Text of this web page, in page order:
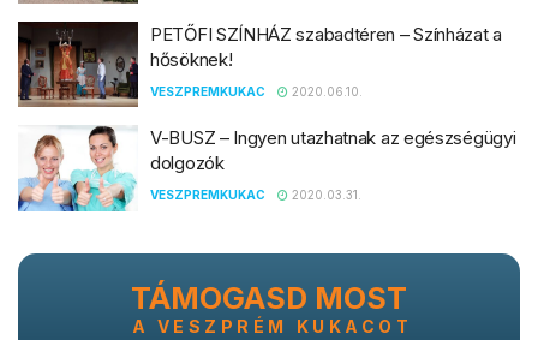
PETŐFI SZÍNHÁZ szabadtéren – Színházat a
hősöknek!
VESZPREMKUKAC 2020.06.10.
V-BUSZ – Ingyen utazhatnak az egészségügyi
dolgozók
VESZPREMKUKAC 2020.03.31.
TÁMOGASD MOST
A VESZPRÉM KUKACOT